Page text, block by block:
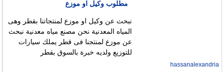
مطلوب وكيل او موزع
نبحث عن وكيل او موزع لمنتجاتنا بقطر وهى
المياه المعدنية نحن مصنع مياه معدنية نبحث
عن موزع لمنتجنا فى قطر يملك سيارات
للتوزيع ولديه خبرة بالسوق بقطر
hassanalexandria